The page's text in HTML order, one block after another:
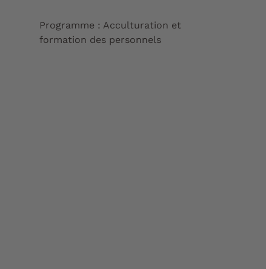
Programme : Acculturation et
formation des personnels